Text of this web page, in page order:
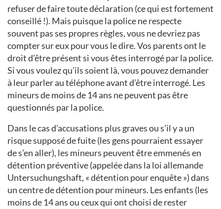
refuser de faire toute déclaration (ce qui est fortement
conseillé !). Mais puisque la police ne respecte
souvent pas ses propres règles, vous ne devriez pas
compter sur eux pour vous le dire. Vos parents ont le
droit d’être présent si vous êtes interrogé par la police.
Si vous voulez qu’ils soient là, vous pouvez demander
à leur parler au téléphone avant d’être interrogé. Les
mineurs de moins de 14 ans ne peuvent pas être
questionnés par la police.
Dans le cas d’accusations plus graves ou s’il y a un
risque supposé de fuite (les gens pourraient essayer
de s’en aller), les mineurs peuvent être emmenés en
détention préventive (appelée dans la loi allemande
Untersuchungshaft, « détention pour enquête ») dans
un centre de détention pour mineurs. Les enfants (les
moins de 14 ans ou ceux qui ont choisi de rester